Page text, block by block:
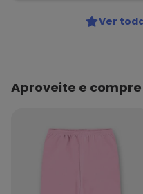
Ver
Aproveite e